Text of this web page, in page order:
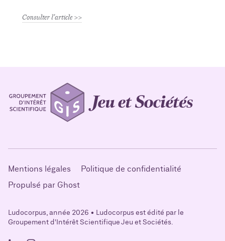
Consulter l'article
Mentions légales
Politique de confidentialité
Propulsé par Ghost
Ludocorpus, année 2026 • Ludocorpus est édité par le
Groupement d'Intérêt Scientifique Jeu et Sociétés.